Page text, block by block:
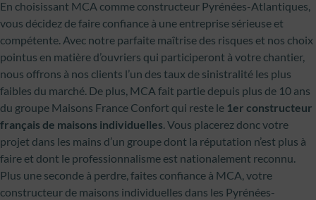
En choisissant MCA comme constructeur Pyrénées-Atlantiques,
vous décidez de faire confiance à une entreprise sérieuse et
compétente. Avec notre parfaite maîtrise des risques et nos choix
pointus en matière d’ouvriers qui participeront à votre chantier,
nous offrons à nos clients l’un des taux de sinistralité les plus
faibles du marché. De plus, MCA fait partie depuis plus de 10 ans
du groupe Maisons France Confort qui reste le 1er constructeur
français de maisons individuelles. Vous placerez donc votre
projet dans les mains d’un groupe dont la réputation n’est plus à
faire et dont le professionnalisme est nationalement reconnu.
Plus une seconde à perdre, faites confiance à MCA, votre
constructeur de maisons individuelles dans les Pyrénées-